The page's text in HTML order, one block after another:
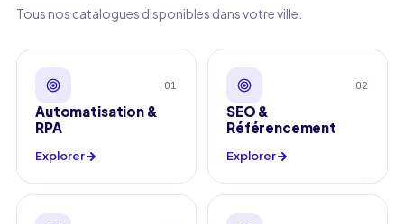
Tous nos catalogues disponibles dans votre ville.
01
Automatisation &
RPA
Explorer
02
SEO &
Référencement
Explorer